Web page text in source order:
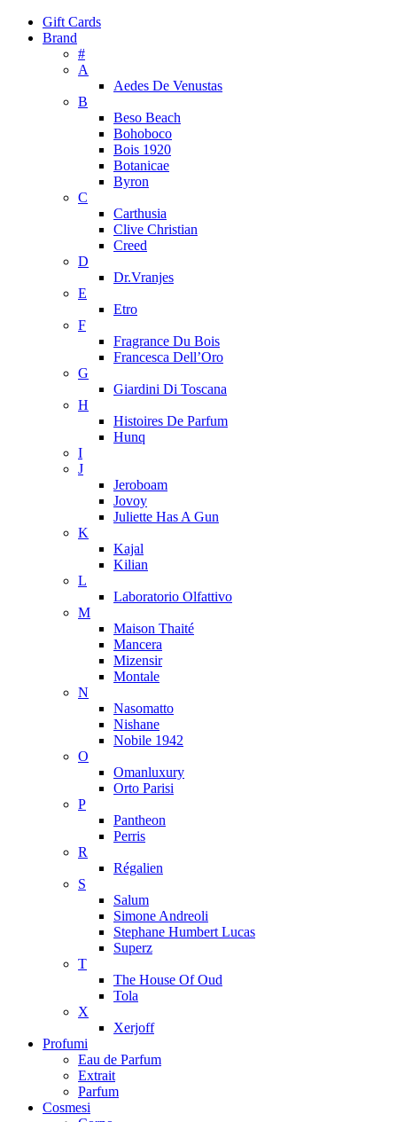
Gift Cards
Brand
#
A
Aedes De Venustas
B
Beso Beach
Bohoboco
Bois 1920
Botanicae
Byron
C
Carthusia
Clive Christian
Creed
D
Dr.Vranjes
E
Etro
F
Fragrance Du Bois
Francesca Dell’Oro
G
Giardini Di Toscana
H
Histoires De Parfum
Hunq
I
J
Jeroboam
Jovoy
Juliette Has A Gun
K
Kajal
Kilian
L
Laboratorio Olfattivo
M
Maison Thaité
Mancera
Mizensir
Montale
N
Nasomatto
Nishane
Nobile 1942
O
Omanluxury
Orto Parisi
P
Pantheon
Perris
R
Régalien
S
Salum
Simone Andreoli
Stephane Humbert Lucas
Superz
T
The House Of Oud
Tola
X
Xerjoff
Profumi
Eau de Parfum
Extrait
Parfum
Cosmesi